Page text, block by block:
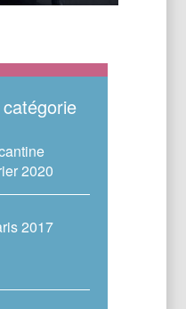
2020
2017